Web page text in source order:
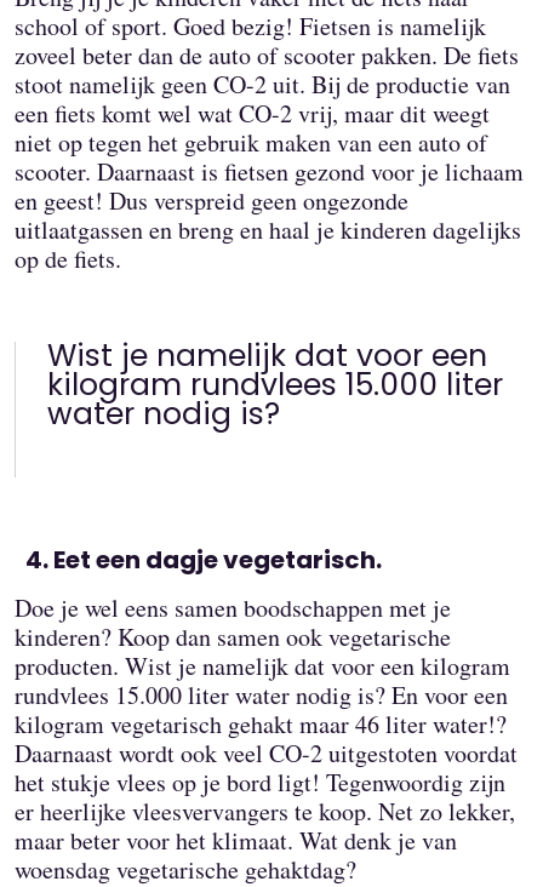
school of sport. Goed bezig! Fietsen is namelijk
zoveel beter dan de auto of scooter pakken. De fiets
stoot namelijk geen CO-2 uit. Bij de productie van
een fiets komt wel wat CO-2 vrij, maar dit weegt
niet op tegen het gebruik maken van een auto of
scooter. Daarnaast is fietsen gezond voor je lichaam
en geest! Dus verspreid geen ongezonde
uitlaatgassen en breng en haal je kinderen dagelijks
op de fiets.
Wist je namelijk dat voor een
kilogram rundvlees 15.000 liter
water nodig is?
Eet een dagje vegetarisch.
Doe je wel eens samen boodschappen met je
kinderen? Koop dan samen ook vegetarische
producten. Wist je namelijk dat voor een kilogram
rundvlees 15.000 liter water nodig is? En voor een
kilogram vegetarisch gehakt maar 46 liter water!?
Daarnaast wordt ook veel CO-2 uitgestoten voordat
het stukje vlees op je bord ligt! Tegenwoordig zijn
er heerlijke vleesvervangers te koop. Net zo lekker,
maar beter voor het klimaat. Wat denk je van
woensdag vegetarische gehaktdag?